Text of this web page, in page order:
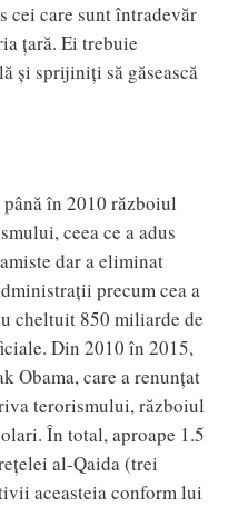
cei care sunt întradevăr
țară. Ei trebuie
și sprijiniți să găsească
în 2010 războiul
ceea ce a adus
dar a eliminat
precum cea a
cheltuit 850 miliarde de
Din 2010 în 2015,
Obama, care a renunțat
terorismului, războiul
În total, aproape 1.5
al-Qaida (trei
aceasteia conform lui